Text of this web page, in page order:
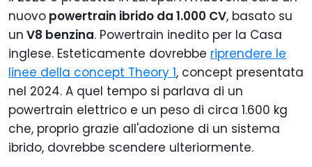
nuovo powertrain ibrido da 1.000 CV, basato su
un V8 benzina. Powertrain inedito per la Casa
inglese. Esteticamente dovrebbe riprendere le
linee della concept Theory 1, concept presentata
nel 2024. A quel tempo si parlava di un
powertrain elettrico e un peso di circa 1.600 kg
che, proprio grazie all'adozione di un sistema
ibrido, dovrebbe scendere ulteriormente.